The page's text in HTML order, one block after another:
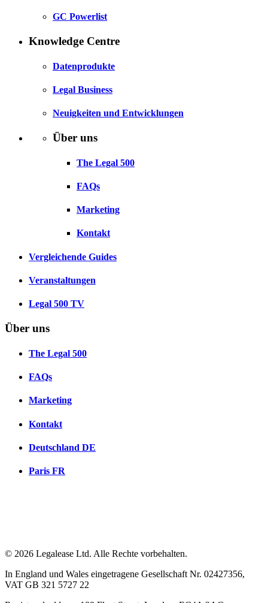
GC Powerlist
Knowledge Centre
Datenprodukte
Legal Business
Neuigkeiten und Entwicklungen
Über uns
The Legal 500
FAQs
Marketing
Kontakt
Vergleichende Guides
Veranstaltungen
Legal 500 TV
Über uns
The Legal 500
FAQs
Marketing
Kontakt
Deutschland DE
Paris FR
© 2026 Legalease Ltd. Alle Rechte vorbehalten.
In England und Wales eingetragene Gesellschaft Nr. 02427356,
VAT GB 321 5727 22